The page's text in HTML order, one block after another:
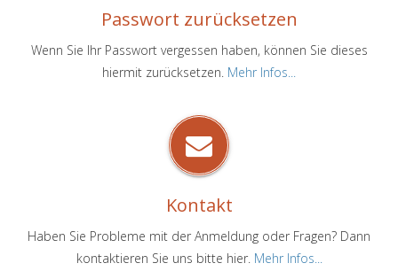
Passwort zurücksetzen
Wenn Sie Ihr Passwort vergessen haben, können Sie dieses
hiermit zurücksetzen. Mehr Infos...
Kontakt
Haben Sie Probleme mit der Anmeldung oder Fragen? Dann
kontaktieren Sie uns bitte hier. Mehr Infos...